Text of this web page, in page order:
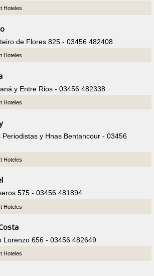
Hoteles
de Flores 825 - 03456 482408
Hoteles
y Entre Rios - 03456 482338
Hoteles
y Hnas Bentancour - 03456
Hoteles
575 - 03456 481894
Hoteles
Lorenzo 656 - 03456 482649
Hoteles